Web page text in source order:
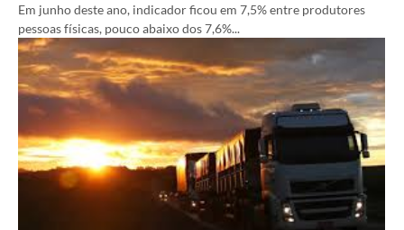
Em junho deste ano, indicador ficou em 7,5% entre produtores
pessoas físicas, pouco abaixo dos 7,6%...